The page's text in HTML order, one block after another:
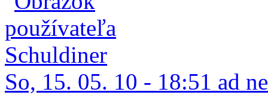
So, 15. 05. 10 - 18:51 ad